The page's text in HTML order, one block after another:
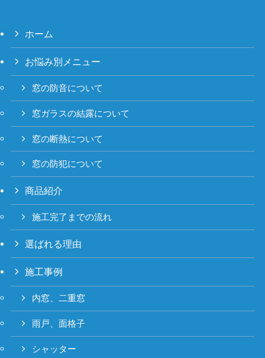
ホーム
お悩み別メニュー
窓の防音について
窓ガラスの結露について
窓の断熱について
窓の防犯について
商品紹介
施工完了までの流れ
選ばれる理由
施工事例
内窓、二重窓
雨戸、面格子
シャッター